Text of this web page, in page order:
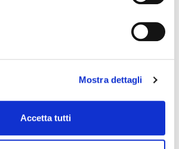
Mostra dettagli
Accetta tutti